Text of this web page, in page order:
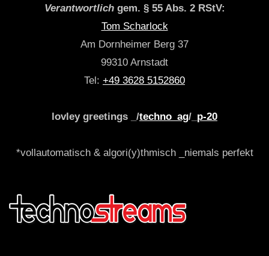
Verantwortlichgem. § 55 Abs. 2 RStV:
Tom Scharlock
Am Dornheimer Berg 37
99310 Arnstadt
Tel: +49 3628 5152860
lovley greetings _/techno_ag/_ p-20
*vollautomatisch & algori(y)thmisch _niemals perfekt